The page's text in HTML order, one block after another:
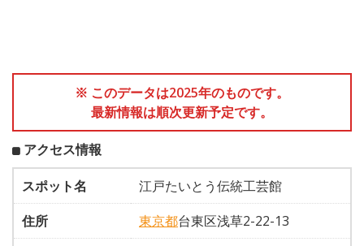
※ このデータは2025年のものです。
最新情報は順次更新予定です。
アクセス情報
スポット名
江戸たいとう伝統工芸館
住所
東京都台東区浅草2-22-13